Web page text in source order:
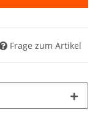
Frage zum Artikel